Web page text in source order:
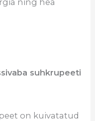
suhkrupeeti
on kuivatatud